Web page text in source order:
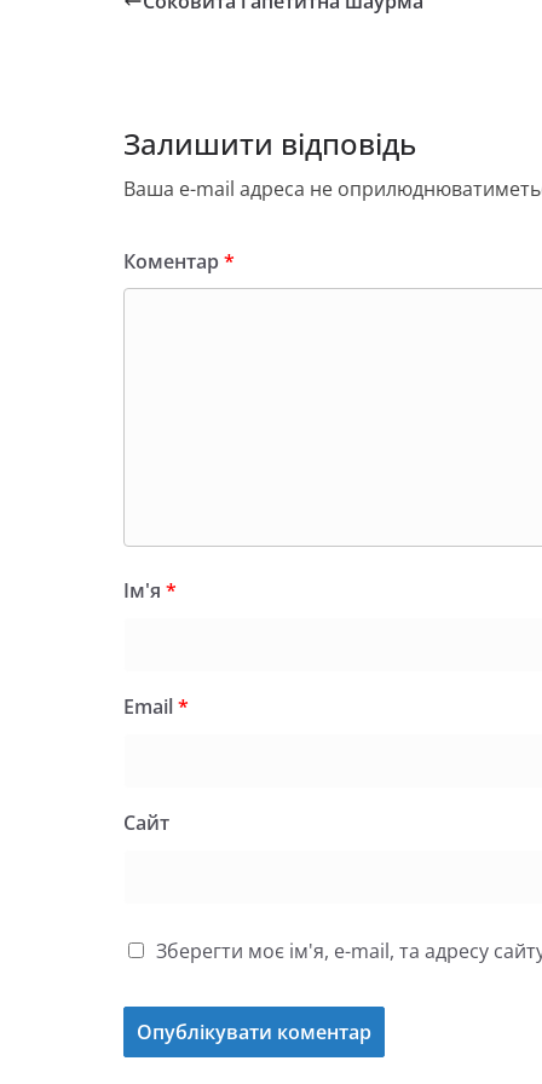
k с
я
Залишити відповідь
Ваша e-mail адреса не
Коментар*
Ім'я *
Email*
Сайт
Зберегти моє ім'я, e-mail, та адресу